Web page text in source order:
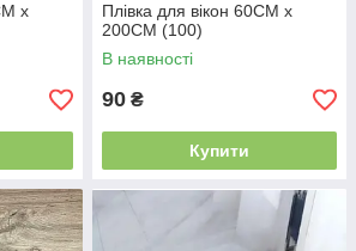
x
Плівка для вікон 60CM x
200CM (100)
В наявності
90 ₴
Купити